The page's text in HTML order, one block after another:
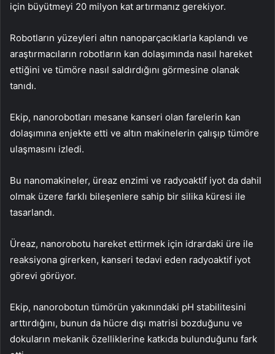
için büyütmeyi 20 milyon kat artırmanız gerekiyor.
Robotların yüzeyleri altın nanoparçacıklarla kaplandı ve
araştırmacıların robotların kan dolaşımında nasıl hareket
ettiğini ve tümöre nasıl saldırdığını görmesine olanak
tanıdı.
Ekip, nanorobotları mesane kanseri olan farelerin kan
dolaşımına enjekte etti ve altın makinelerin çalışıp tümöre
ulaşmasını izledi.
Bu nanomakineler, üreaz enzimi ve radyoaktif iyot da dahil
olmak üzere farklı bileşenlere sahip bir silika küresi ile
tasarlandı.
Üreaz, nanorobotu hareket ettirmek için idrardaki üre ile
reaksiyona girerken, kanseri tedavi eden radyoaktif iyot
görevi görüyor.
Ekip, nanorobotun tümörün yakınındaki pH stabilitesini
arttırdığını, bunun da hücre dışı matrisi bozduğunu ve
dokuların mekanik özelliklerine katkıda bulunduğunu fark